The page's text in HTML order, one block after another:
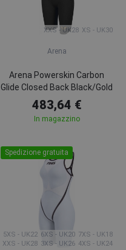
XXS - UK28 XS - UK30
Arena
Arena Powerskin Carbon
Glide Closed Back Black/Gold
483,64 €
In magazzino
Spedizione gratuita
XXS - UK28 3XS - UK26 4XS - UK24
5XS - UK22 6XS - UK20 7XS - UK18